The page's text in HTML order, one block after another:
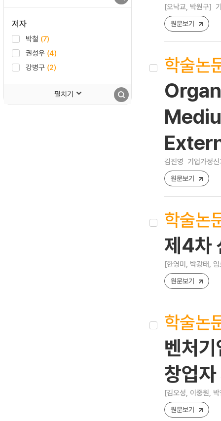
저자
박철 (7)
권성우 (4)
강병구 (2)
펼치기
[오낙교, 박원구]
원문보기
학술논
김진영 기업가정
원문보기
학술논
제4차
[한영미, 박광태,
원문보기
학술논
벤처
창업
[김오성, 이중원,
원문보기